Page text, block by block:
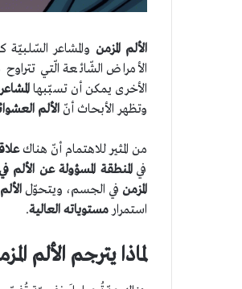
الألم المزمن والمشاعر
الأمراض الشّائعة الّتي
الأخرى يمكن أن تسبّبها
وتظهر الأبحاث أنّ الألم
من المثير للاهتمام أنّ هناك
فيالمنطقة المسؤولة عن الألم
المزمنفي الجسم، ويتحوّل
استمرارمستوياته العالية.
لماذا يترجم الألم